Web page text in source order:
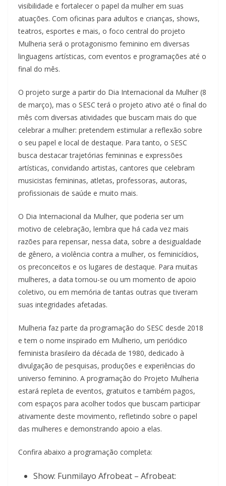
visibilidade e fortalecer o papel da mulher em suas
atuações. Com oficinas para adultos e crianças, shows,
teatros, esportes e mais, o foco central do projeto
Mulheria será o protagonismo feminino em diversas
linguagens artísticas, com eventos e programações até o
final do mês.
O projeto surge a partir do Dia Internacional da Mulher (8
de março), mas o SESC terá o projeto ativo até o final do
mês com diversas atividades que buscam mais do que
celebrar a mulher: pretendem estimular a reflexão sobre
o seu papel e local de destaque. Para tanto, o SESC
busca destacar trajetórias femininas e expressões
artísticas, convidando artistas, cantores que celebram
musicistas femininas, atletas, professoras, autoras,
profissionais de saúde e muito mais.
O Dia Internacional da Mulher, que poderia ser um
motivo de celebração, lembra que há cada vez mais
razões para repensar, nessa data, sobre a desigualdade
de gênero, a violência contra a mulher, os feminicídios,
os preconceitos e os lugares de destaque. Para muitas
mulheres, a data tornou-se ou um momento de apoio
coletivo, ou em memória de tantas outras que tiveram
suas integridades afetadas.
Mulheria faz parte da programação do SESC desde 2018
e tem o nome inspirado em Mulherio, um periódico
feminista brasileiro da década de 1980, dedicado à
divulgação de pesquisas, produções e experiências do
universo feminino. A programação do Projeto Mulheria
estará repleta de eventos, gratuitos e também pagos,
com espaços para acolher todos que buscam participar
ativamente deste movimento, refletindo sobre o papel
das mulheres e demonstrando apoio a elas.
Confira abaixo a programação completa:
Show: Funmilayo Afrobeat – Afrobeat: